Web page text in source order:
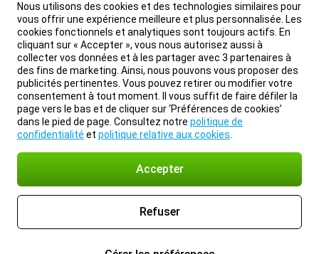
Nous utilisons des cookies et des technologies similaires pour
vous offrir une expérience meilleure et plus personnalisée. Les
cookies fonctionnels et analytiques sont toujours actifs. En
cliquant sur « Accepter », vous nous autorisez aussi à
collecter vos données et à les partager avec 3 partenaires à
des fins de marketing. Ainsi, nous pouvons vous proposer des
publicités pertinentes. Vous pouvez retirer ou modifier votre
consentement à tout moment. Il vous suffit de faire défiler la
page vers le bas et de cliquer sur ‘Préférences de cookies’
dans le pied de page. Consultez notre politique de
confidentialité et politique relative aux cookies
Accepter
Refuser